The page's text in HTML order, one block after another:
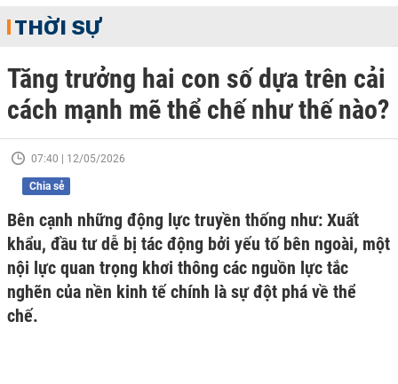
THỜI SỰ
Tăng trưởng hai con số dựa trên cải
cách mạnh mẽ thể chế như thế nào?
07:40 | 12/05/2026
Chia sẻ
Bên cạnh những động lực truyền thống như: Xuất
khẩu, đầu tư dễ bị tác động bởi yếu tố bên ngoài, một
nội lực quan trọng khơi thông các nguồn lực tắc
nghẽn của nền kinh tế chính là sự đột phá về thể
chế.